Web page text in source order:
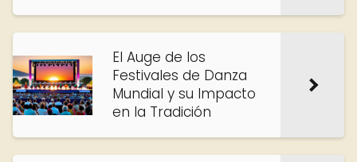
El Auge de los
Festivales de Danza
Mundial y su Impacto
en la Tradición